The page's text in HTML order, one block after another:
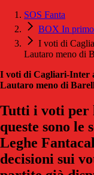
SOS Fanta
BOX In
I voti di
Lautaro meno di
I voti di Cagliari-Inter
Lautaro meno di
Tutti i voti per
queste sono le
Leghe
decisioni sui